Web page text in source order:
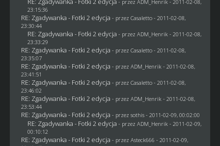
- przez ADM_Henrik - 2011-02-08,
23:15:36
RE: Zgadywanka - Fotki 2 edycja - przez Casaletto- 2011-02-08,
23:30:44
RE: Zgadywanka - Fotki 2 edycja - przez ADM_Henrik - 2011-02-08,
23:33:29
RE: Zgadywanka - Fotki 2 edycja - przez Casaletto- 2011-02-08,
23:35:07
RE: Zgadywanka - Fotki 2 edycja - przez ADM_Henrik - 2011-02-08,
23:41:51
RE: Zgadywanka - Fotki 2 edycja - przez Casaletto- 2011-02-08,
23:46:02
RE: Zgadywanka - Fotki 2 edycja - przez ADM_Henrik - 2011-02-08,
23:53:44
RE: Zgadywanka - Fotki 2 edycja - przez sothis- 2011-02-09, 00:02:00
RE: Zgadywanka - Fotki 2 edycja - przez ADM_Henrik - 2011-02-09,
00:10:12
RE: Zgadywanka - Fotki 2 edycja - przez Asteck666 - 2011-02-09,